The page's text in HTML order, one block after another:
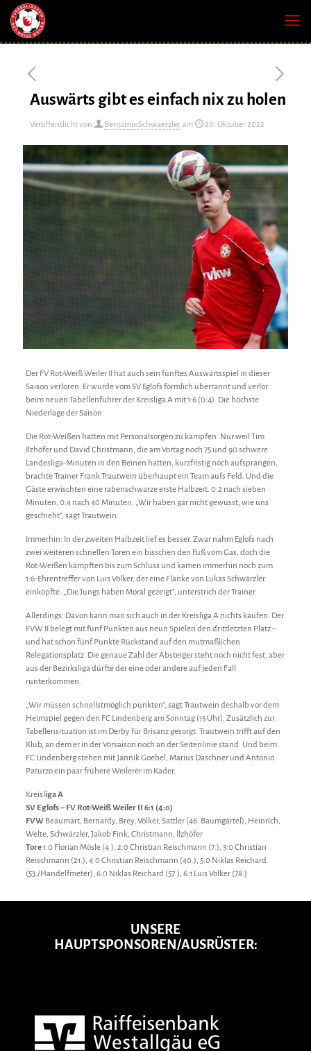
Auswärts gibt es einfach nix zu holen
Veröffentlicht von BenjaminSchwaerzleram 20. Oktober 2022
Der FV Rot-Weiß Weiler II hat auch sein fünftes Auswärtsspiel in dieser
Saison verloren. Er wurde vom SV Eglofs förmlich überrannt und verlor
beim neuen Tabellenführer der Kreisliga A mit 1:6 (0:4). Die höchste
Niederlage der Saison.
Die Rot-Weißen hatten mit Personalsorgen zu kämpfen. Nur weil Tim
Ilzhöfer und David Christmann, die am Vortag noch 75 und 90 schwere
Landesliga-Minuten in den Beinen hatten, kurzfristig noch aufsprangen,
brachte Trainer Frank Trautwein überhaupt ein Team aufs Feld. Und die
Gäste erwischten eine rabenschwarze erste Halbzeit. 0:2 nach sieben
Minuten, 0:4 nach 40 Minuten. „Wir haben gar nicht gewusst, wie uns
geschieht“, sagt Trautwein.
Immerhin: In der zweiten Halbzeit lief es besser. Zwar nahm Eglofs nach
zwei weiteren schnellen Toren ein bisschen den Fuß vom Gas, doch die
Rot-Weißen kämpften bis zum Schluss und kamen immerhin noch zum
1:6-Ehrentreffer von Luis Völker, der eine Flanke von Lukas Schwärzler
einköpfte. „Die Jungs haben Moral gezeigt“, unterstrich der Trainer.
Allerdings: Davon kann man sich auch in der Kreisliga A nichts kaufen. Der
FVW II belegt mit fünf Punkten aus neun Spielen den drittletzten Platz –
und hat schon fünf Punkte Rückstand auf den mutmaßlichen
Relegationsplatz. Die genaue Zahl der Absteiger steht noch nicht fest, aber
aus der Bezirksliga dürfte der eine oder andere auf jeden Fall
runterkommen.
„Wir müssen schnellstmöglich punkten“, sagt Trautwein deshalb vor dem
Heimspiel gegen den FC Lindenberg am Sonntag (15 Uhr). Zusätzlich zur
Tabellensituation ist im Derby für Brisanz gesorgt. Trautwein trifft auf den
Klub, an dem er in der Vorsaison noch an der Seitenlinie stand. Und beim
FC Lindenberg stehen mit Jannik Goebel, Marius Daschner und Antonio
Paturzo ein paar frühere Weilerer im Kader.
Kreisl iga A
SV Eglofs – FV Rot-Weiß Weiler II 6:1 (4:0)
FVWBeaumart, Bernardy, Brey, Völker, Sattler (46. Baumgärtel), Heinrich,
Welte, Schwärzler, Jakob Fink, Christmann, Ilzhöfer
Tore1:0 Florian Mösle (4.), 2:0 Christian Reischmann (7.), 3:0 Christian
Reischmann (21.), 4:0 Christian Reischmann (40.), 5:0 Niklas Reichard
(53./Handelfmeter), 6:0 Niklas Reichard (57.), 6:1 Luis Völker (78.)
UNSERE
HAUPTSPONSOREN/AUSRÜSTER: